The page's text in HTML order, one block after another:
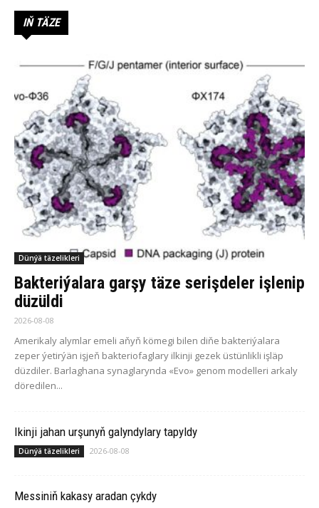
IŇ TÄZE
Dünýä täzelikleri
Bakteriýalara garşy täze serişdeler işlenip
düzüldi
2026-08-08
Amerikaly alymlar emeli aňyň kömegi bilen diňe bakteriýalara
zeper ýetirýän işjeň bakteriofaglary ilkinji gezek üstünlikli işläp
düzdiler. Barlaghana synaglarynda «Evo» genom modelleri arkaly
döredilen...
Ikinji jahan urşunyň galyndylary tapyldy
Dünýä täzelikleri 2026-08-08
Messiniň kakasy aradan çykdy